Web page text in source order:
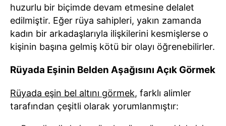
huzurlu bir biçimde devam etmesine delalet
edilmiştir. Eğer rüya sahipleri, yakın zamanda
kadın bir arkadaşlarıyla ilişkilerini kesmişlerse o
kişinin başına gelmiş kötü bir olayı öğrenebilirler.
Rüyada Eşinin Belden Aşağısını Açık Görmek
Rüyada eşin bel altını görmek, farklı alimler
tarafından çeşitli olarak yorumlanmıştır: